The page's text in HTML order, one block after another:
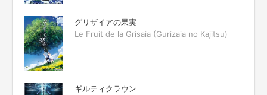
グリザイアの果実
Le Fruit de la Grisaia (Gurizaia no Kajitsu)
ギルティクラウン